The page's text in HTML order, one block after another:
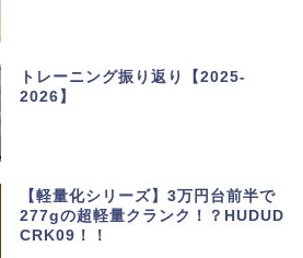
トレーニング振り返り【2025-
2026】
【軽量化シリーズ】3万円台前半で
277gの超軽量クランク！？HUDUD
CRK09！！